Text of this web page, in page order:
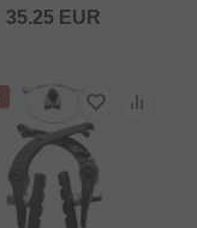
35.25 EUR